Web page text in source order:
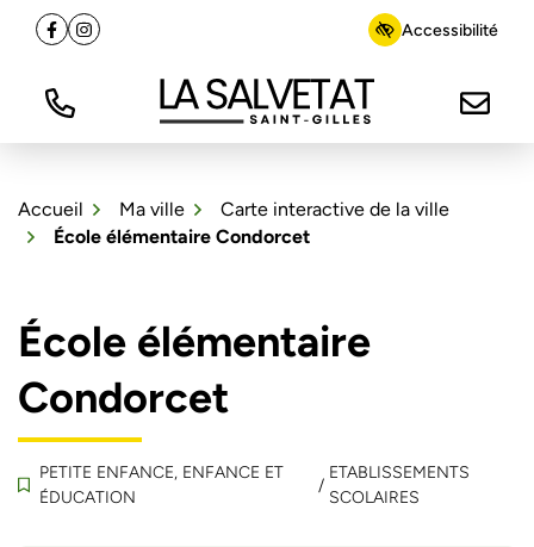
Gestion des traceurs
Facebook
(ouverture dans un nouvel onglet)
Instagram
(ouverture dans un nouvel onglet)
Accessibilité
Tél. La Salvetat Saint-GillesNous
Accueil Ma ville
Carte interactive de la ville
École élémentaire Condorcet
École élémentaire
Condorcet
PETITE ENFANCE, ENFANCE ET
ÉDUCATION
/
ETABLISSEMENTS
SCOLAIRES